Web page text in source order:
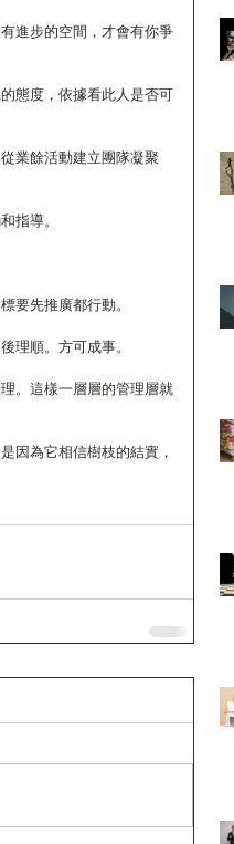
進步的空間，才會有你爭
態度，依據看此人是否可
業餘活動建立團隊凝聚
指導。
要先推廣都行動。
理順。方可成事。
。這樣一層層的管理層就
因為它相信樹枝的結實，